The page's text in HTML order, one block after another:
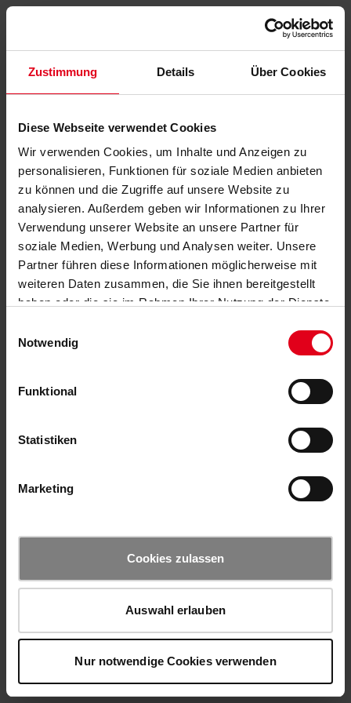
Zustimmung Details Über Cookies
Diese Webseite verwendet Cookies
Wir verwenden Cookies, um Inhalte und Anzeigen zu
personalisieren, Funktionen für soziale Medien anbieten
zu können und die Zugriffe auf unsere Website zu
analysieren. Außerdem geben wir Informationen zu Ihrer
Verwendung unserer Website an unsere Partner für
soziale Medien, Werbung und Analysen weiter. Unsere
Partner führen diese Informationen möglicherweise mit
weiteren Daten zusammen, die Sie ihnen bereitgestellt
haben oder die sie im Rahmen Ihrer Nutzung der Dienste
Notwendig
Funktional
Statistiken
Marketing
Cookies zulassen
Auswahl erlauben
Nur notwendige Cookies verwenden